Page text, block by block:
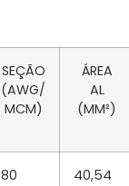
SEÇÃO
(AWG/
MCM)
ÁREA
AL
(MM²)
80 40,54